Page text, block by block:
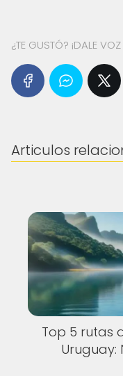
¿TE GUSTÓ? ¡DALE
Articulos
Top 5 rutas
Uruguay: